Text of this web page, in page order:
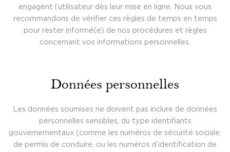
engagent l’utilisateur dès leur mise en ligne. Nous vous
recommandons de vérifier ces règles de temps en temps
pour rester informé(e) de nos procédures et règles
concernant vos informations personnelles.
Données personnelles
Les données soumises ne doivent pas inclure de données
personnelles sensibles, du type identifiants
gouvernementaux (comme les numéros de sécurité sociale,
de permis de conduire, ou les numéros d’identification de